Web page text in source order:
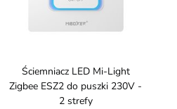
Ściemniacz LED Mi-Light
Zigbee ESZ2 do puszki 230V -
2 strefy